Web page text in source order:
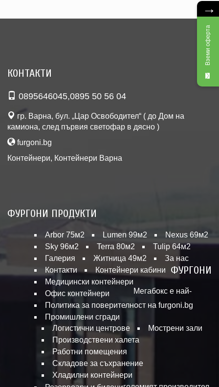
КОНТАКТИ
0895646045,0895 50 56 04
гр. Варна, бул. „Цар Освободител“ ( до Дом на
камиона, след първия светофар в дясно )
furgoni.bg
Контейнери, Контейнери Варна
ФУРГОНИ ПРОДУКТИ
Arbor 75м2 Lumen 99м2
Nexus 69м2
Sky 96м2
Terra 80м2
Tulip 64м2
Галерия
Житница 49м2
За нас
Контакти
Контейнери кабини
Медицински контейнери
Офис контейнери
Политика за поверителност на furgoni.bg
Промишлени сгради
Логистични центрове
Мострени зали
Производствени халета
Работни помещения
Складове за съхранение
Хладилни контейнери
ФУРГОНИ
Мегабокс е най-
→
Вземи оферта